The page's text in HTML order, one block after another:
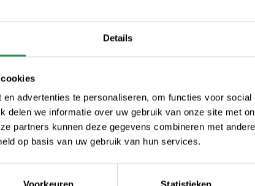
Details
advertenties te personaliseren, om functies voor
delen we informatie over uw gebruik van onze site met
partners kunnen deze gegevens combineren met
op basis van uw gebruik van hun services.
legervoertuigenverzekering
Onze opdrachtgevers